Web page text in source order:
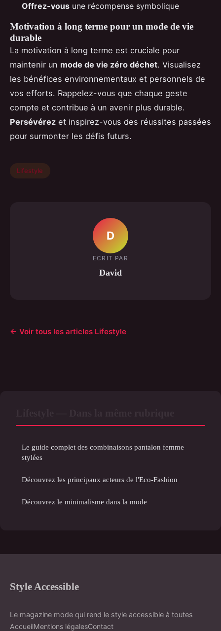
Offrez-vous une récompense symbolique
Motivation à long terme pour un mode de vie
durable
La motivation à long terme est cruciale pour
maintenir un mode de vie zéro déchet. Visualisez
les bénéfices environnementaux et personnels de
vos efforts. Rappelez-vous que chaque geste
compte et contribue à un avenir plus durable.
Persévérez et inspirez-vous des réussites passées
pour surmonter les défis futurs.
Lifestyle
D
ECRIT PAR
David
← Voir tous les articles Lifestyle
Le guide complet des combinaisons pantalon femme
stylées
Découvrez les principaux acteurs de l'Eco-Fashion
Découvrez le minimalisme dans la mode
Style Accessible
Le magazine mode qui rend le style accessible à toutes
AccueilMentions légalesContact